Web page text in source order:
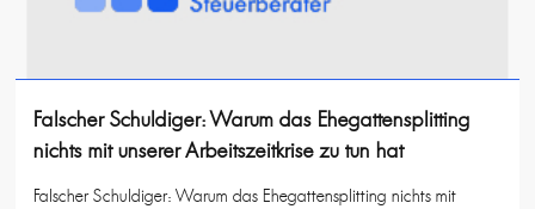
Falscher Schuldiger: Warum das Ehegattensplitting
nichts mit unserer Arbeitszeitkrise zu tun hat
Falscher Schuldiger: Warum das Ehegattensplitting nichts mit